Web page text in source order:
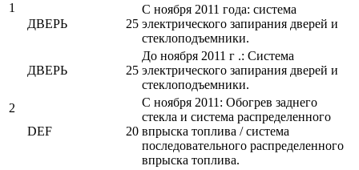
1
ДВЕРЬ 25
С ноября 2011 года: система
электрического запирания дверей и
стеклоподъемники.
2
ДВЕРЬ 25
До ноября 2011 г .: Система
электрического запирания дверей и
стеклоподъемники.
DEF 20
С ноября 2011: Обогрев заднего
стекла и система распределенного
впрыска топлива / система
последовательного распределенного
впрыска топлива.